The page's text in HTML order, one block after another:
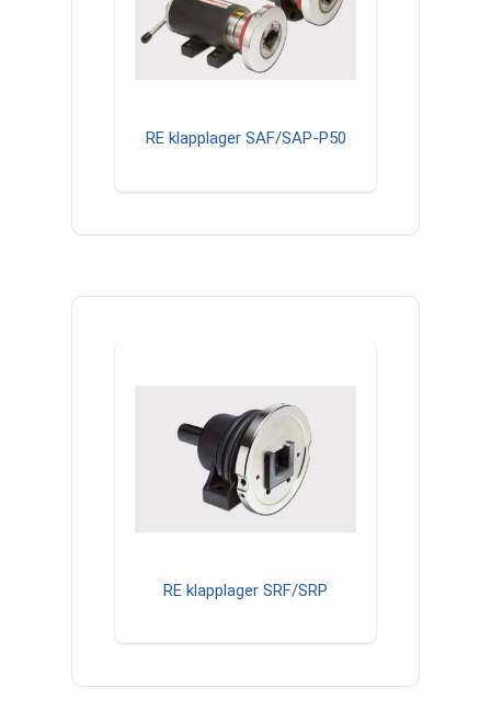
RE klapplager SAF/SAP-P50
RE klapplager SRF/SRP